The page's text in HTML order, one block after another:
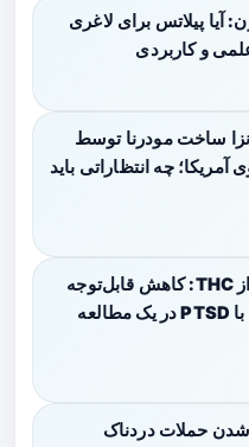
آیا پیلاتس برای لاغری
و کاربردی
ساخت مودرنا توسط
آمریکا؛ چه انتظاراتی باید
استفاده نسخه‌ای از THC: کاهش قابل‌توجه
کابوس‌های مرتبط با PTSD در یک مطالعه
شدن حملات دردناک